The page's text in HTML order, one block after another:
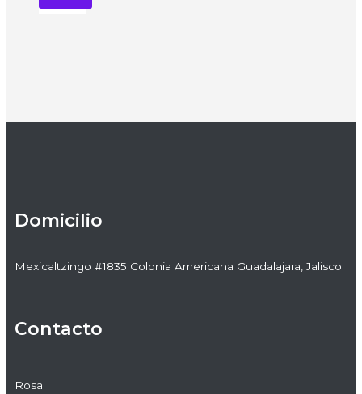
Domicilio
Mexicaltzingo #1835 Colonia Americana Guadalajara, Jalisco
Contacto
Rosa: